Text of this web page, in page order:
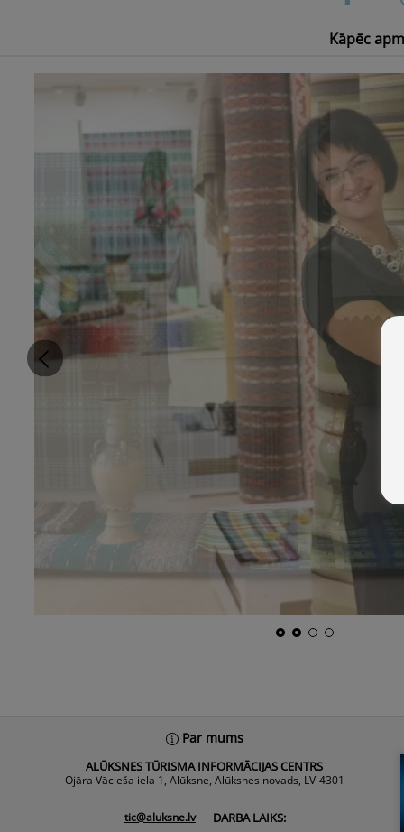
Kāpēc
Par mums
ALŪKSNES TŪRISMA INFORMĀCIJAS CENTRS
Ojāra Vācieša iela 1, Alūksne, Alūksnes novads, LV-4301
tic@aluksne.lv
DARBA LAIKS: